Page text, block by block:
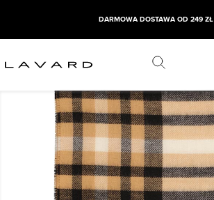
DARMOWA DOSTAWA OD 249 ZŁ